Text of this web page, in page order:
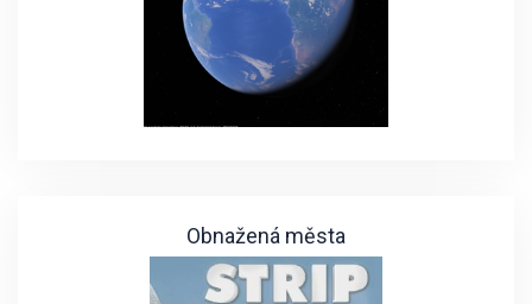
Obnažená města